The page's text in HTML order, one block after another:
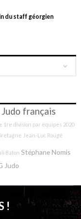
du staff géorgien
Judo français
1re division par équipes 2020
Jean-Luc Rougé
Baton Stéphane Nomis
Judo
!